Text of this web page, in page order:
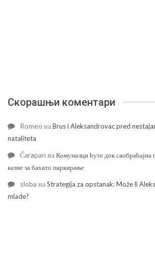
Скорашњи коментари
Romeo наBrus i Aleksandrovac pred
nataliteta
Čarapan наКомуналци ћуте док
казне за бахато паркирање
sloba наStrategija za opstanak: Može li
mlade?